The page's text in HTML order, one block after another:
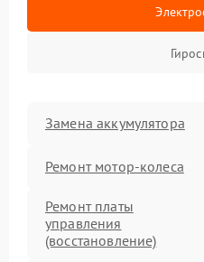
Замена аккумулятора
Ремонт мотор-колеса
Ремонт платы
управления
(восстановление)